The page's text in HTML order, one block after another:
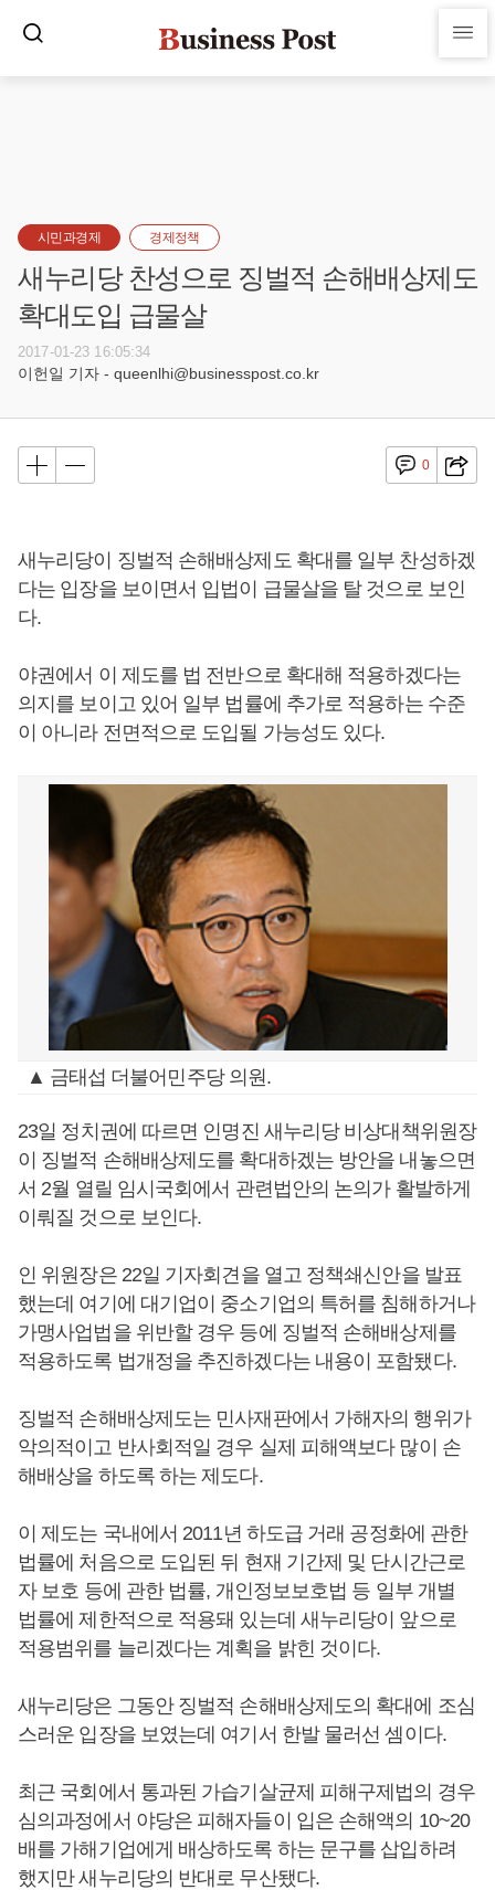
시민과경제 경제정책
새누리당 찬성으로 징벌적 손해배상제도
확대도입 급물살
2017-01-23 16:05:34
이헌일 기자 - queenlhi@businesspost.co.kr
0
새누리당이 징벌적 손해배상제도 확대를 일부 찬성하겠
다는 입장을 보이면서 입법이 급물살을 탈 것으로 보인
다.
야권에서 이 제도를 법 전반으로 확대해 적용하겠다는
의지를 보이고 있어 일부 법률에 추가로 적용하는 수준
이 아니라 전면적으로 도입될 가능성도 있다.
▲ 금태섭 더불어민주당 의원.
23일 정치권에 따르면 인명진 새누리당 비상대책위원장
이 징벌적 손해배상제도를 확대하겠는 방안을 내놓으면
서 2월 열릴 임시국회에서 관련법안의 논의가 활발하게
이뤄질 것으로 보인다.
인 위원장은 22일 기자회견을 열고 정책쇄신안을 발표
했는데 여기에 대기업이 중소기업의 특허를 침해하거나
가맹사업법을 위반할 경우 등에 징벌적 손해배상제를
적용하도록 법개정을 추진하겠다는 내용이 포함됐다.
징벌적 손해배상제도는 민사재판에서 가해자의 행위가
악의적이고 반사회적일 경우 실제 피해액보다 많이 손
해배상을 하도록 하는 제도다.
이 제도는 국내에서 2011년 하도급 거래 공정화에 관한
법률에 처음으로 도입된 뒤 현재 기간제 및 단시간근로
자 보호 등에 관한 법률, 개인정보보호법 등 일부 개별
법률에 제한적으로 적용돼 있는데 새누리당이 앞으로
적용범위를 늘리겠다는 계획을 밝힌 것이다.
새누리당은 그동안 징벌적 손해배상제도의 확대에 조심
스러운 입장을 보였는데 여기서 한발 물러선 셈이다.
최근 국회에서 통과된 가습기살균제 피해구제법의 경우
심의과정에서 야당은 피해자들이 입은 손해액의 10~20
배를 가해기업에게 배상하도록 하는 문구를 삽입하려
했지만 새누리당의 반대로 무산됐다.